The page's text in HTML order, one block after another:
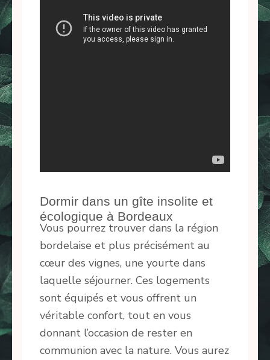
Dormir dans un gîte insolite et
écologique à Bordeaux
Vous pourrez trouver dans la région
bordelaise et plus précisément au
cœur des vignes, une yourte dans
laquelle séjourner. Ces logements
sont équipés et vous offrent un
véritable confort, tout en vous
donnant l’occasion de rester en
communion avec la nature. Vous aurez